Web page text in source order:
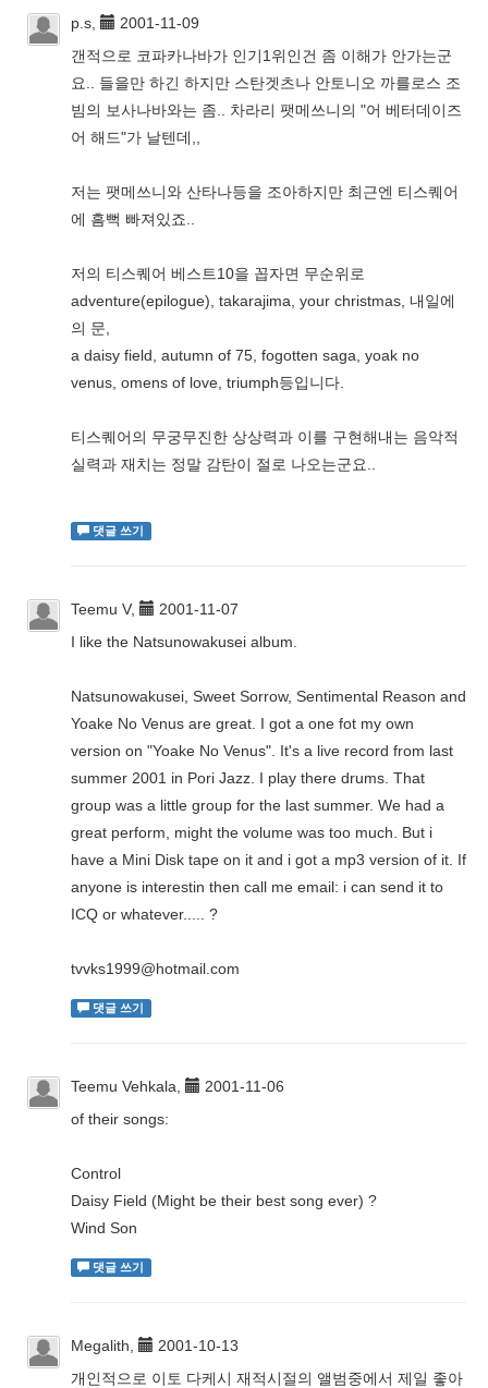
p.s,
2001-11-09
갠적으로 코파카나바가 인기1위인건 좀 이해가 안가는군
요.. 들을만 하긴 하지만 스탄겟츠나 안토니오 까를로스 조
빔의 보사나바와는 좀.. 차라리 팻메쓰니의 "어 베터데이즈
어 해드"가 날텐데,,
저는 팻메쓰니와 산타나등을 조아하지만 최근엔 티스퀘어
에 흠뻑 빠져있죠..
저의 티스퀘어 베스트10을 꼽자면 무순위로
adventure(epilogue), takarajima, your christmas, 내일에
의 문,
a daisy field, autumn of 75, fogotten saga, yoak no
venus, omens of love, triumph등입니다.
티스퀘어의 무궁무진한 상상력과 이를 구현해내는 음악적
실력과 재치는 정말 감탄이 절로 나오는군요..
댓글 쓰기
Teemu V,
2001-11-07
I like the Natsunowakusei album.
Natsunowakusei, Sweet Sorrow, Sentimental Reason and
Yoake No Venus are great. I got a one fot my own
version on "Yoake No Venus". It's a live record from last
summer 2001 in Pori Jazz. I play there drums. That
group was a little group for the last summer. We had a
great perform, might the volume was too much. But i
have a Mini Disk tape on it and i got a mp3 version of it. If
anyone is interestin then call me email: i can send it to
ICQ or whatever..... ?
tvvks1999@hotmail.com
댓글 쓰기
Teemu Vehkala,
2001-11-06
of their songs:
Control
Daisy Field (Might be their best song ever) ?
Wind Son
댓글 쓰기
Megalith,
2001-10-13
개인적으로 이토 다케시 재적시절의 앨범중에서 제일 좋아